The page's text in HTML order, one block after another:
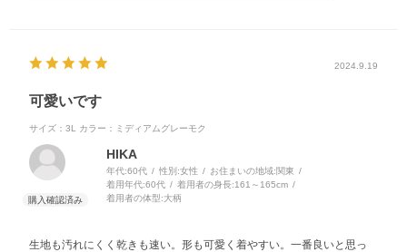
2024.9.19
可愛いです
サイズ：3L カラー：ミディアムグレーモク
HIKA
年代:60代 性別:女性 お住まいの地域:関東
着用年代:60代 着用者の身長:161～165cm
着用者の体型:大柄
生地も汚れにくく乾きも速い。形も可愛く着やすい。一番良いと思っ